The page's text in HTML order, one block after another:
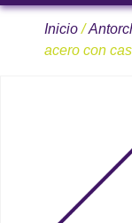
Inicio/
acero con